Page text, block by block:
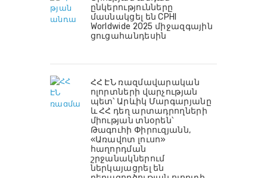
ընկերությունները
մասնակցել են CPHI
Worldwide 2025 միջազգային
ցուցահանդեսին
ՀՀ ԷՆ ռազմավարական
ոլորտների վարչության
պետ՝ Արևիկ Մարգարյանը
և ՀՀ դեղ արտադրողների
միության տնօրեն՝
Թագուհի Փիրուզյանն,
«Առավոտ լուսո»
հաղորդման
շրջանակներում
ներկայացրել են